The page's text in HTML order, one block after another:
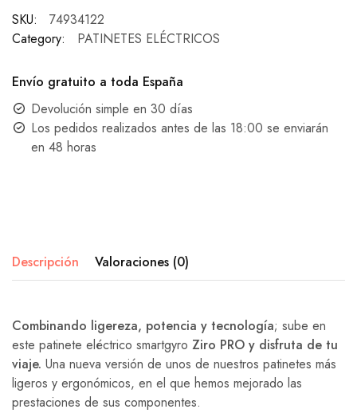
SKU:
74934122
Category:
PATINETES ELÉCTRICOS
Envío gratuito a toda España
Devolución simple en 30 días
Los pedidos realizados antes de las 18:00 se enviarán
en 48 horas
Descripción Valoraciones (0)
Combinando ligereza, potencia y tecnología; sube en
este patinete eléctrico smartgyro Ziro PRO y disfruta de tu
viaje. Una nueva versión de unos de nuestros patinetes más
ligeros y ergonómicos, en el que hemos mejorado las
prestaciones de sus componentes.